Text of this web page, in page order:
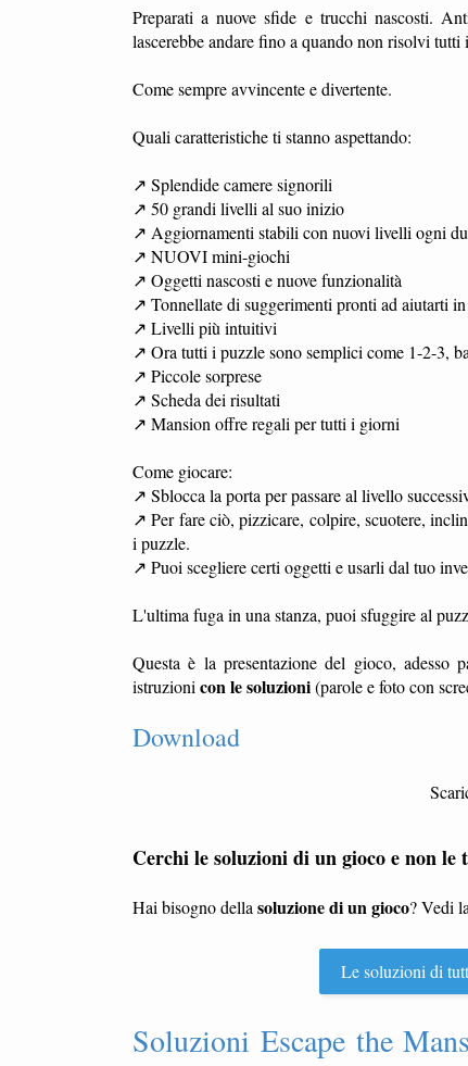
Preparati a nuove sfide e trucchi nascosti.
lascerebbe andare fino a quando non risolvi tutti
Come sempre avvincente e divertente.
Quali caratteristiche ti stanno aspettando:
↗ Splendide camere signorili
↗ 50 grandi livelli al suo inizio
↗ Aggiornamenti stabili con nuovi livelli ogni
↗ NUOVI mini-giochi
↗ Oggetti nascosti e nuove funzionalità
↗ Tonnellate di suggerimenti pronti ad aiutarti
↗ Livelli più intuitivi
↗ Ora tutti i puzzle sono semplici come 1-2-3,
↗ Piccole sorprese
↗ Scheda dei risultati
↗ Mansion offre regali per tutti i giorni
Come giocare:
↗ Sblocca la porta per passare al livello
↗ Per fare ciò, pizzicare, colpire, scuotere,
i puzzle.
↗ Puoi scegliere certi oggetti e usarli dal tuo
L'ultima fuga in una stanza, puoi sfuggire al
Questa è la presentazione del gioco, adesso
istruzioni con le soluzioni(parole e foto con
Download
Cerchi le soluzioni di un gioco e non le
Hai bisogno della soluzione di un gioco? Vedi
Le soluzioni di
Soluzioni Escape the